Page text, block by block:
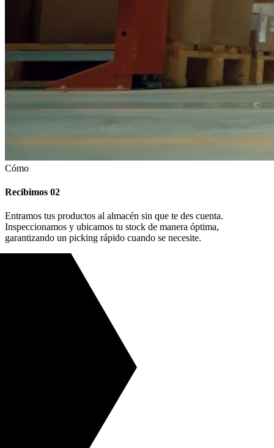
Cómo
Recibimos 02
Entramos tus productos al almacén sin que te des cuenta.
Inspeccionamos y ubicamos tu stock de manera óptima,
garantizando un picking rápido cuando se necesite.